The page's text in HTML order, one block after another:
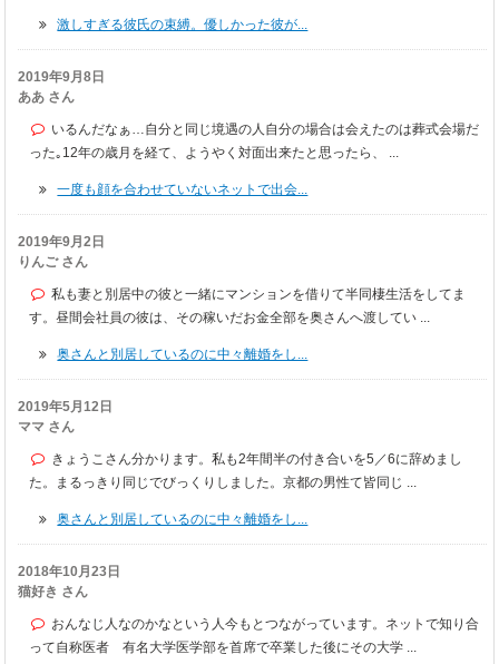
激しすぎる彼氏の束縛。優しかった彼が...
2019年9月8日
ああ さん
いるんだなぁ…自分と同じ境遇の人自分の場合は会えたのは葬式会場だ
った｡12年の歳月を経て、ようやく対面出来たと思ったら、 ...
一度も顔を合わせていないネットで出会...
2019年9月2日
りんご さん
私も妻と別居中の彼と一緒にマンションを借りて半同棲生活をしてま
す。昼間会社員の彼は、その稼いだお金全部を奥さんへ渡してい ...
奥さんと別居しているのに中々離婚をし...
2019年5月12日
ママ さん
きょうこさん分かります。私も2年間半の付き合いを5／6に辞めまし
た。まるっきり同じでびっくりしました。京都の男性て皆同じ ...
奥さんと別居しているのに中々離婚をし...
2018年10月23日
猫好き さん
おんなじ人なのかなという人今もとつながっています。ネットで知り合
って自称医者 有名大学医学部を首席で卒業した後にその大学 ...